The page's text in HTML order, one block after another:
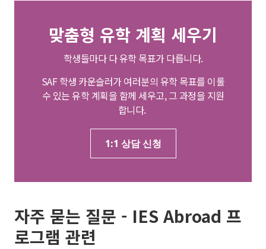
맞춤형 유학 계획 세우기
학생들마다 다 유학 목표가 다릅니다.
SAF 학생 카운슬러가 여러분의 유학 목표를 이룰
수 있는 유학 계획을 함께 세우고, 그 과정을 지원
합니다.
1:1 상담 신청
자주 묻는 질문 - IES Abroad 프
로그램 관련